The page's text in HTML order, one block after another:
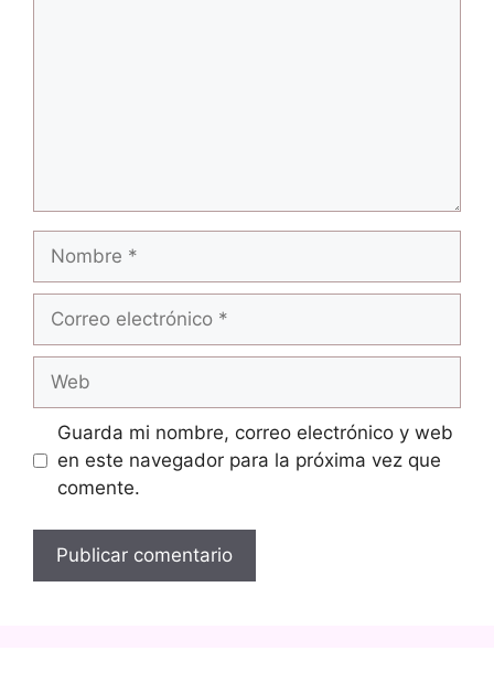
electrónico
Guarda mi nombre, correo electrónico y web
en este navegador para la próxima vez que
comente.